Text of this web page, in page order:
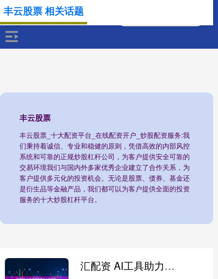
丰云股票
丰云股票_十大配资平台_在线配资开户_炒股配资服务:我
们秉持着诚信、专业和稳健的原则，凭借高效的内部风控
系统和可靠的正规炒股杠杆公司，为客户提供安全可靠的
交易环境我们与国内外多家优秀企业建立了合作关系，为
客户提供多元化的投资机会。无论是股票、债券、基金还
是衍生品等金融产品，我们都可以为客户提供全面的投资
服务的十大炒股杠杆平台。
丰云股票 相关话题
汇配资 AI工具助力揭示小脑奥秘